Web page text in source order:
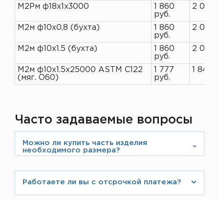
М2Рм ф18х1х3000
1 860
руб.
2 021
М2м ф10х0,8 (бухта)
1 860
руб.
2 021
М2м ф10х1.5 (бухта)
1 860
руб.
2 021
М2м ф10х1.5х25000 ASTM C122
(мяг. O60)
1 777
руб.
1 845
Часто задаваемые вопросы
Можно ли купить часть изделия
необходимого размера?
и производством листов нестандартной длины,
Работаете ли вы с отсрочкой платежа?